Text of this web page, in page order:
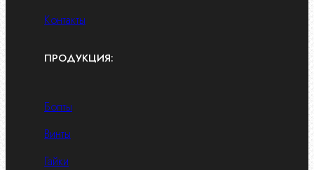
Контакты
ПРОДУКЦИЯ:
Болты
Винты
Гайки